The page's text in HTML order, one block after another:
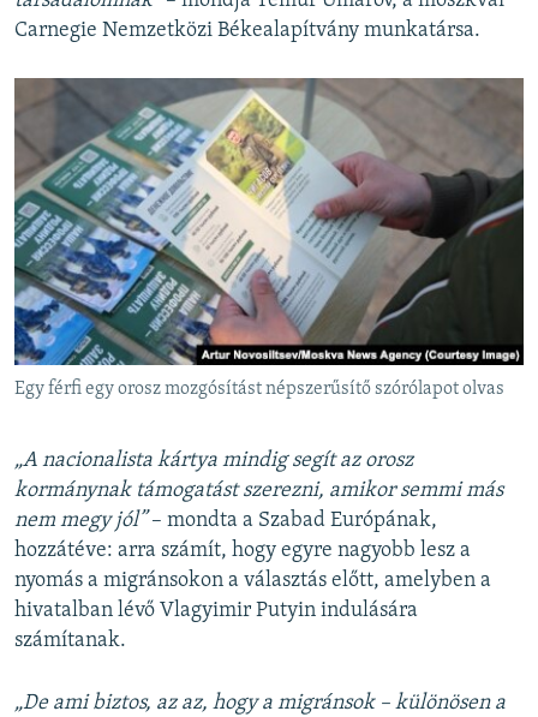
Carnegie Nemzetközi Békealapítvány munkatársa.
Egy férfi egy orosz mozgósítást népszerűsítő szórólapot olvas
„A nacionalista kártya mindig segít az orosz
kormánynak támogatást szerezni, amikor semmi más
nem megy jól”– mondta a Szabad Európának,
hozzátéve: arra számít, hogy egyre nagyobb lesz a
nyomás a migránsokon a választás előtt, amelyben a
hivatalban lévő Vlagyimir Putyin indulására
számítanak.
„De ami biztos, az az, hogy a migránsok – különösen a